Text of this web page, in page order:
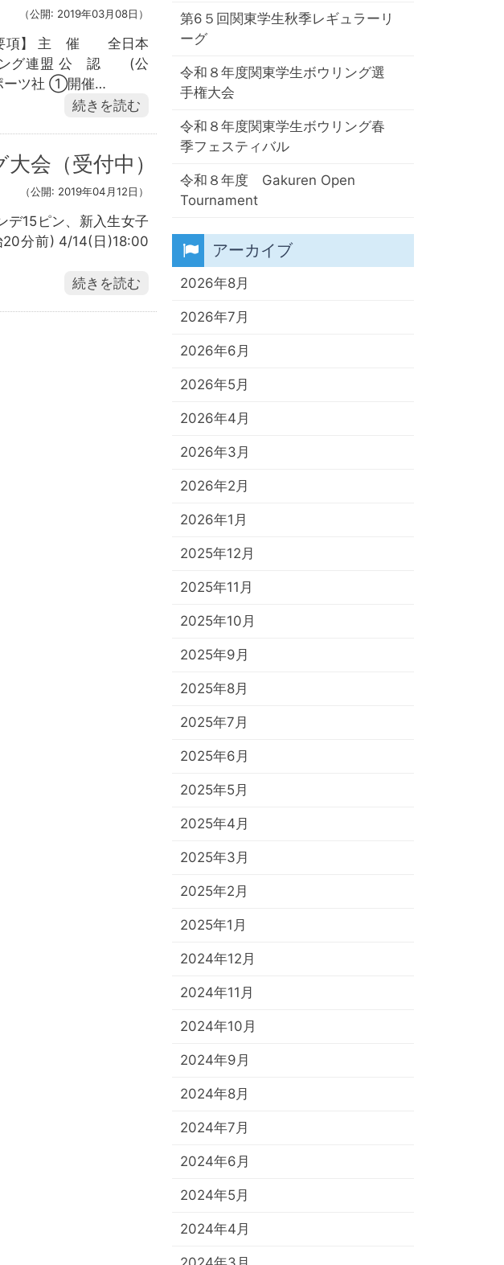
（公開: 2019年03月08日）
要項】 主 催 全日本
ング連盟 公 認 (公
ーツ社 ①開催…
続きを読む
会（受付中）
（公開: 2019年04月12日）
デ15ピン、新入生女子
分前) 4/14(日)18:00
続きを読む
第6５回関東学生秋季レギュラーリ
ーグ
令和８年度関東学生ボウリング選
手権大会
令和８年度関東学生ボウリング春
季フェスティバル
令和８年度 Gakuren Open
Tournament
アーカイブ
2026年8月
2026年7月
2026年6月
2026年5月
2026年4月
2026年3月
2026年2月
2026年1月
2025年12月
2025年11月
2025年10月
2025年9月
2025年8月
2025年7月
2025年6月
2025年5月
2025年4月
2025年3月
2025年2月
2025年1月
2024年12月
2024年11月
2024年10月
2024年9月
2024年8月
2024年7月
2024年6月
2024年5月
2024年4月